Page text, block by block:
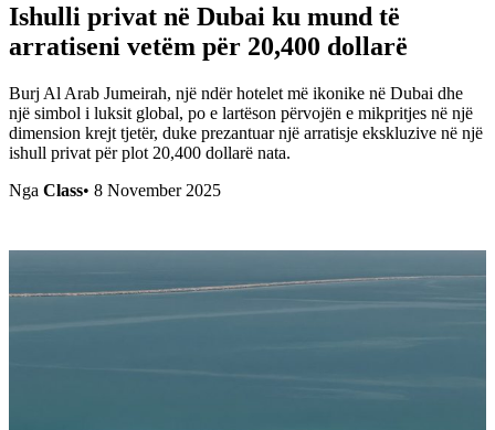
Ishulli privat në Dubai ku mund të
arratiseni vetëm për 20,400 dollarë
Burj Al Arab Jumeirah, një ndër hotelet më ikonike në Dubai dhe
një simbol i luksit global, po e lartëson përvojën e mikpritjes në një
dimension krejt tjetër, duke prezantuar një arratisje ekskluzive në një
ishull privat për plot 20,400 dollarë nata.
Nga Class• 8 November 2025